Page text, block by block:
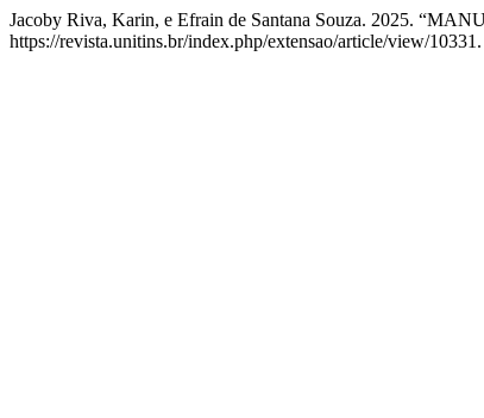
Jacoby Riva, Karin, e Efrain de Santana Souza. 2025.
https://revista.unitins.br/index.php/extensao/article/view/10331.